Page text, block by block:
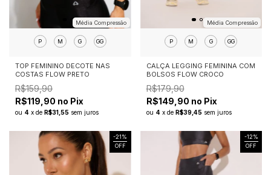
Média Compressão
P M G GG
TOP FEMININO DECOTE NAS
COSTAS FLOW PRETO
R$159,90
R$119,90 no Pix
ou 4 x de R$31,55 sem juros
Média Compressão
P M G GG
CALÇA LEGGING FEMININA COM
BOLSOS FLOW CROCO
R$179,90
R$149,90 no Pix
ou 4 x de R$39,45 sem juros
-21%
OFF
-12%
OFF